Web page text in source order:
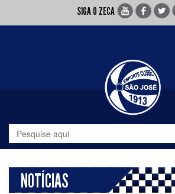
SIGA O ZECA
NOTÍCIAS